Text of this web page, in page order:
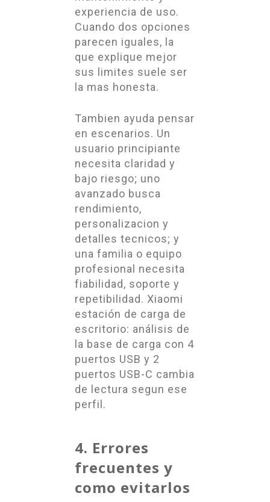
experiencia de uso.
Cuando dos opciones
parecen iguales, la
que explique mejor
sus limites suele ser
la mas honesta.
Tambien ayuda pensar
en escenarios. Un
usuario principiante
necesita claridad y
bajo riesgo; uno
avanzado busca
rendimiento,
personalizacion y
detalles tecnicos; y
una familia o equipo
profesional necesita
fiabilidad, soporte y
repetibilidad. Xiaomi
estación de carga de
escritorio: análisis de
la base de carga con 4
puertos USB y 2
puertos USB-C cambia
de lectura segun ese
perfil.
4. Errores
frecuentes y
como evitarlos